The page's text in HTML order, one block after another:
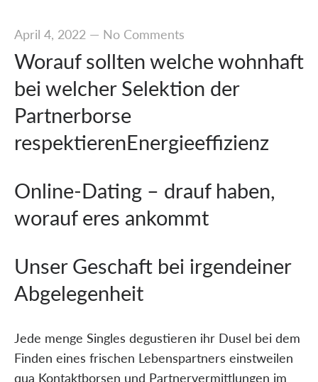
April 4, 2022— No Comments
Worauf sollten welche wohnhaft
bei welcher Selektion der
Partnerborse
respektierenEnergieeffizienz
Online-Dating – drauf haben,
worauf eres ankommt
Unser Geschaft bei irgendeiner
Abgelegenheit
Jede menge Singles degustieren ihr Dusel bei dem
Finden eines frischen Lebenspartners einstweilen
qua Kontaktborsen und Partnervermittlungen im